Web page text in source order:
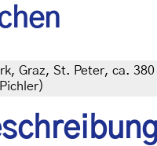
Graz, St. Peter, ca.